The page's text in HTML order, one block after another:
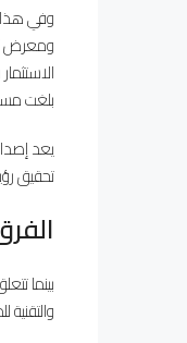
وفي هذا
بلغت
يعد
تحقيق رؤية المملكة 2030، من خلال
بينما
والتقنية